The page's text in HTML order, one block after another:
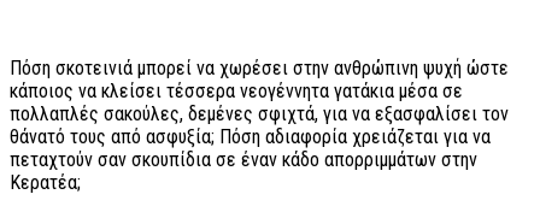
Πόση σκοτεινιά μπορεί να χωρέσει στην ανθρώπινη ψυχή ώστε
κάποιος να κλείσει τέσσερα νεογέννητα γατάκια μέσα σε
πολλαπλές σακούλες, δεμένες σφιχτά, για να εξασφαλίσει τον
θάνατό τους από ασφυξία; Πόση αδιαφορία χρειάζεται για να
πεταχτούν σαν σκουπίδια σε έναν κάδο απορριμμάτων στην
Κερατέα;